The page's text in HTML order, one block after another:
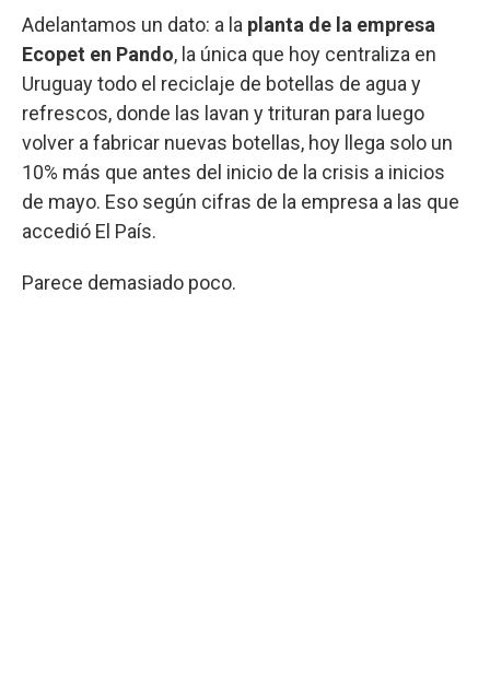
Adelantamos un dato: a la planta de la empresa
Ecopet en Pando, la única que hoy centraliza en
Uruguay todo el reciclaje de botellas de agua y
refrescos, donde las lavan y trituran para luego
volver a fabricar nuevas botellas, hoy llega solo un
10% más que antes del inicio de la crisis a inicios
de mayo. Eso según cifras de la empresa a las que
accedió El País.
Parece demasiado poco.